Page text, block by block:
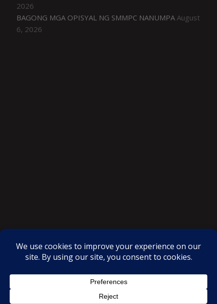
2026
BAGONG MGA OPISYAL NG SMMPC NANUMPA August
6, 2026